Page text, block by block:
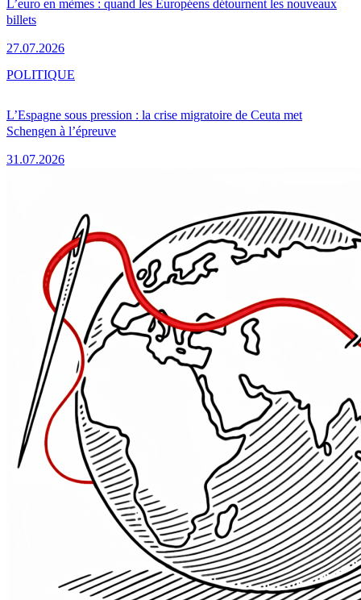
L’euro en mèmes : quand les Européens détournent les nouveaux
billets
27.07.2026
L’Espagne sous pression : la crise migratoire de Ceuta met
Schengen à l’épreuve
31.07.2026
POLITIQUE